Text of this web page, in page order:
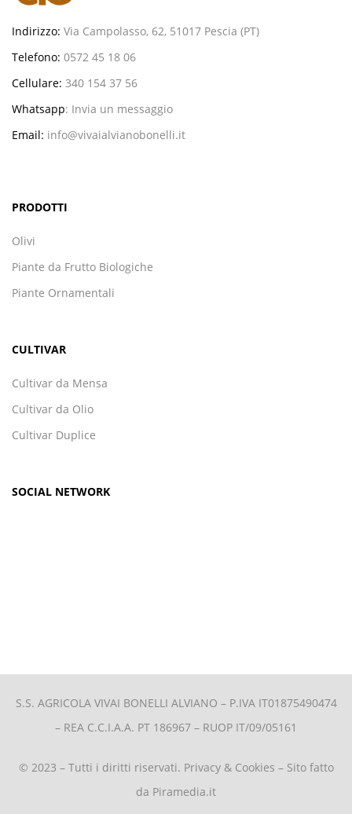
Indirizzo: Via Campolasso, 62, 51017 Pescia (PT)
Telefono: 0572 45 18 06
Cellulare: 340 154 37 56
Whatsapp: Invia un messaggio
Email: info@vivaialvianobonelli.it
PRODOTTI
Olivi
Piante da Frutto Biologiche
Piante Ornamentali
CULTIVAR
Cultivar da Mensa
Cultivar da Olio
Cultivar Duplice
SOCIAL NETWORK
S.S. AGRICOLA VIVAI BONELLI ALVIANO – P.IVA IT01875490474
– REA C.C.I.A.A. PT 186967 – RUOP IT/09/05161
© 2023 – Tutti i diritti riservati. Privacy & Cookies – Sito fatto
da Piramedia.it